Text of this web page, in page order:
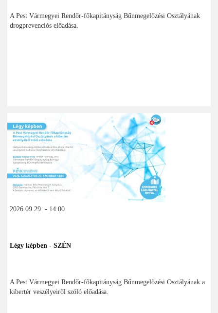
A Pest Vármegyei Rendőr-főkapitányság Bűnmegelőzési Osztályának
drogprevenciós előadása.
2026.09.29. - 14:00
Légy képben - SZÉN
A Pest Vármegyei Rendőr-főkapitányság Bűnmegelőzési Osztályának a
kibertér veszélyeiről szóló előadása.